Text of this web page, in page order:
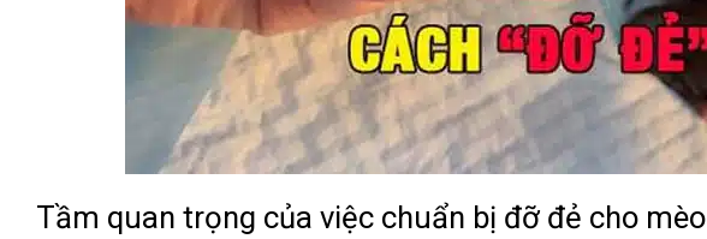
Tầm quan trọng của việc chuẩn bị đỡ đẻ cho mèo